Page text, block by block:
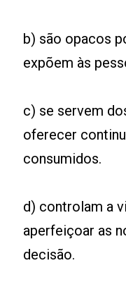
b) são opacos
expõem às
c) se servem
oferecer
consumidos.
d) controlam a
aperfeiçoar as
decisão.